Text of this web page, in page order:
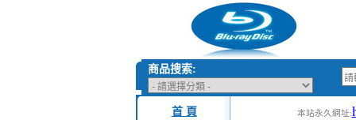
商品搜索:
首 頁 本站永久網址: